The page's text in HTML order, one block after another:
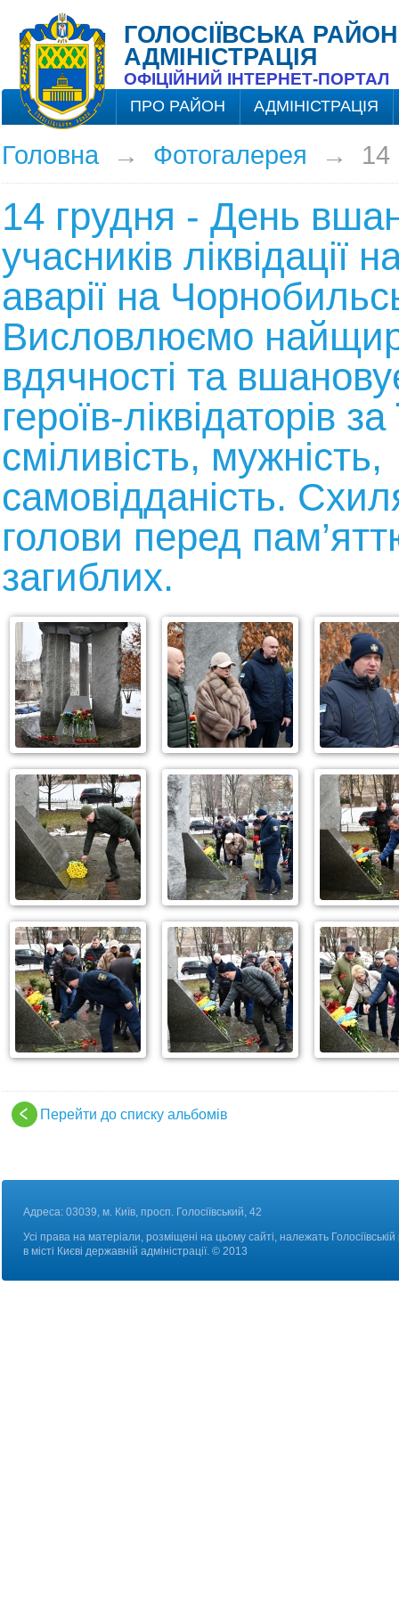
ГОЛОСІЇВСЬКА
АДМІНІСТРАЦІЯ
ОФІЦІЙНИЙ ІНТЕРНЕТ-ПОРТАЛ
ПРО РАЙОН АДМІНІСТРАЦІЯ
Головна→ Фотогалерея → 14
14 грудня - День
учасників ліквідації
аварії на
Висловлюємо
вдячності та
героїв-ліквідаторів за
сміливість, мужність,
самовідданість.
голови перед
загиблих.
Перейти до списку альбомів
Адреса: 03039, м. Київ, просп. Голосіївський, 42
Усі права на матеріали, розміщені на цьому сайті, належать
в місті Києві державній адміністрації. © 2013